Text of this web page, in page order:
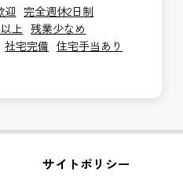
迎 完全週休2日制
上 残業少なめ
社宅完備 住宅手当あり
サイトポリシー